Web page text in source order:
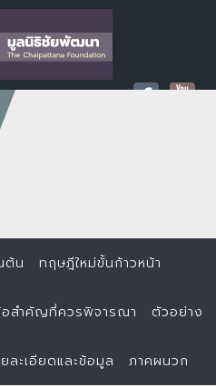
ต้น ทฤษฎีใหม่ขั้นก้าวหน้า
สำคัญที่ควรพิจารณา ตัวอย่าง
ละเอียดและข้อมูล ภาคผนวก